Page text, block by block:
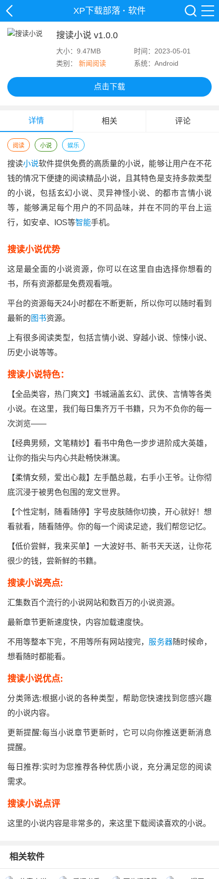
XP下载部落· 软件
搜读小说 v1.0.0
大小：9.47MB
时间：2023-05-01
类别： 新闻阅读 系统：Android
点击下载
详情 相关 评论
阅读 小说 娱乐
搜读小说软件提供免费的高质量的小说，能够让用户在不花
钱的情况下便捷的阅读精品小说，且其特色是支持多款类型
的小说，包括玄幻小说、灵异神怪小说、的都市言情小说
等，能够满足每个用户的不同品味，并在不同的平台上运
行，如安卓、IOS等智能手机。
搜读小说优势
这是最全面的小说资源，你可以在这里自由选择你想看的
书，所有资源都是免费观看哦。
平台的资源每天24小时都在不断更新，所以你可以随时看到
最新的 图书资源。
上有很多阅读类型，包括言情小说、穿越小说、惊悚小说、
历史小说等等。
搜读小说特色：
【全品类容，热门爽文】书城涵盖玄幻、武侠、言情等各类
小说。在这里，我们每日集齐万千书籍，只为不负你的每一
次浏览——
【经典男频，文笔精妙】看书中角色一步步进阶成大英雄，
让你的指尖与内心共赴畅快淋漓。
【柔情女频，爱出心裁】左手酷总裁，右手小王爷。让你彻
底沉浸于被男色包围的宠文世界。
【个性定制，随看随停】字号皮肤随你切换，开心就好！想
看就看，随看随停。你的每一个阅读足迹，我们帮您记忆。
【低价尝鲜，我来买单】一大波好书、新书天天送，让你花
很少的钱，尝新鲜的书籍。
搜读小说亮点:
汇集数百个流行的小说网站和数百万的小说资源。
最新章节更新速度快，内容加载速度快。
不用等整本下完，不用等所有网站搜完， 服务器随时候命，
想看随时都能看。
搜读小说优点:
分类筛选:根据小说的各种类型，帮助您快速找到您感兴趣
的小说内容。
更新提醒:每当小说章节更新时，它可以向你推送更新消息
提醒。
每日推荐:实时为您推荐各种优质小说，充分满足您的阅读
需求。
搜读小说点评
这里的小说内容是非常多的，来这里下载阅读喜欢的小说。
相关软件